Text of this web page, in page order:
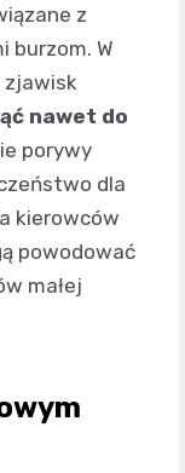
z
burzom. W
zjawisk
nawet do
porywy
dla
kierowców
powodować
małej